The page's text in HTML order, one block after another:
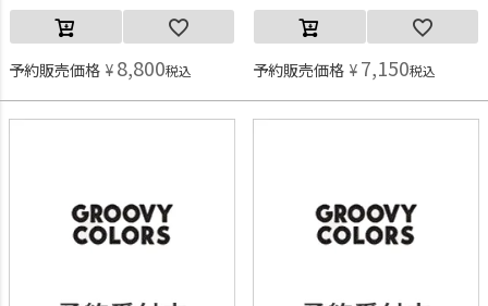
予約販売価格 ¥ 8,800税込 予約販売価格 ¥ 7,150税込